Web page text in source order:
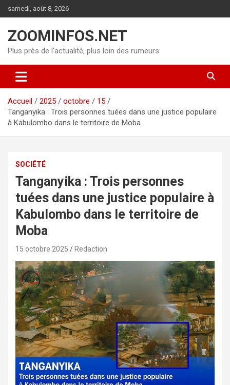
au
samedi, août 8, 2026
ZOOMINFOS.NET
Plus près de l’actualité, plus loin des rumeurs
Accueil 2025 octobre
15
Tanganyika : Trois personnes tuées dans une justice populaire
à Kabulombo dans le territoire de Moba
SOCIÉTÉ
Tanganyika : Trois personnes
tuées dans une justice populaire à
Kabulombo dans le territoire de
Moba
15 octobre 2025 Redaction